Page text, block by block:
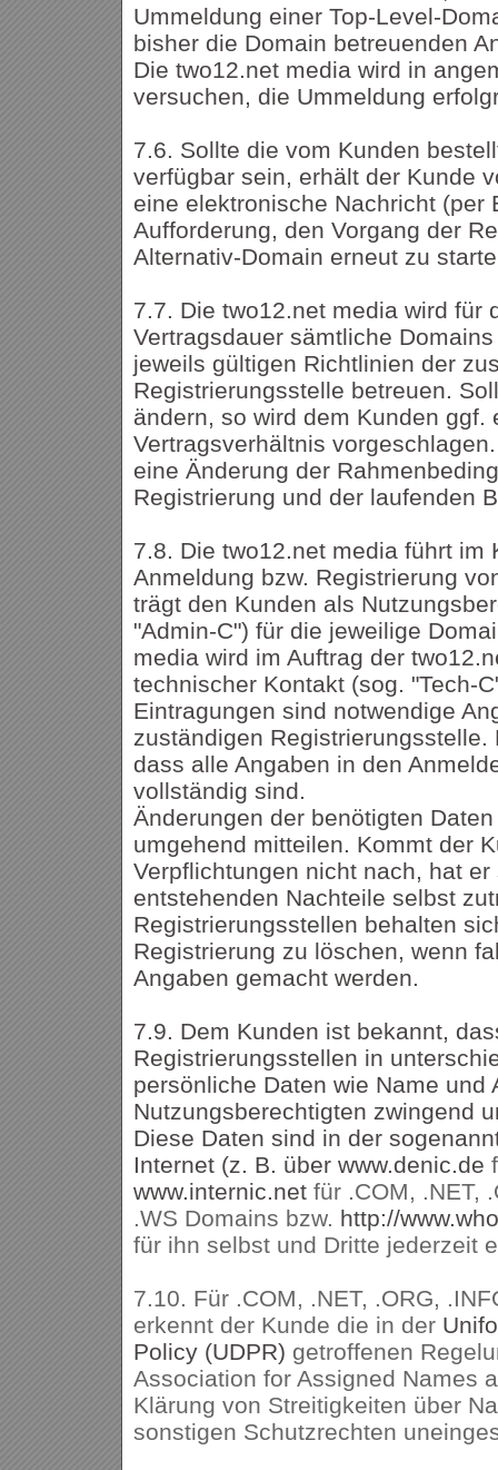
Ummeldung einer Top-Level-
bisher die Domain betreuenden
Die two12.net media wird in
versuchen, die Ummeldung
7.6. Sollte die vom Kunden
verfügbar sein, erhält der Kunde
eine elektronische Nachricht (per
Aufforderung, den Vorgang der
Alternativ-Domain erneut zu
7.7. Die two12.net media wird für
Vertragsdauer sämtliche
jeweils gültigen Richtlinien der
Registrierungsstelle betreuen.
ändern, so wird dem Kunden ggf.
Vertragsverhältnis
eine Änderung der
Registrierung und der laufenden
7.8. Die two12.net media führt im
Anmeldung bzw. Registrierung
trägt den Kunden als
"Admin-C") für die jeweilige
media wird im Auftrag der
technischer Kontakt (sog. "Tech-
Eintragungen sind notwendige
zuständigen Registrierungsstelle.
dass alle Angaben in den
vollständig sind.
Änderungen der benötigten
umgehend mitteilen. Kommt der
Verpflichtungen nicht nach, hat
entstehenden Nachteile selbst
Registrierungsstellen behalten
Registrierung zu löschen, wenn
Angaben gemacht werden.
7.9. Dem Kunden ist bekannt,
Registrierungsstellen in
persönliche Daten wie Name und
Nutzungsberechtigten zwingend
Diese Daten sind in der
Internet (z. B. über www.denic.de
www.internic.net für .COM, .NET,
.WS Domains bzw. http://
für ihn selbst und Dritte jederzeit
7.10. Für .COM, .NET, .ORG,
erkennt der Kunde die in der
Policy (UDPR) getroffenen
Association for Assigned Names
Klärung von Streitigkeiten über
sonstigen Schutzrechten